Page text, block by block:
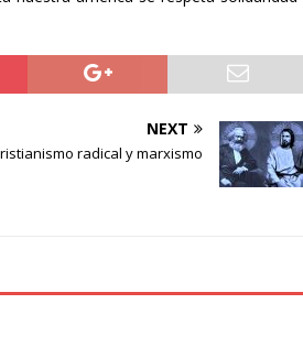
NEXT
radical y marxismo